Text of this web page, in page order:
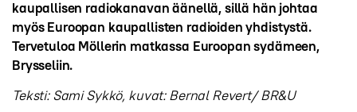
kaupallisen radiokanavan äänellä, sillä hän johtaa
myös Euroopan kaupallisten radioiden yhdistystä.
Tervetuloa Möllerin matkassa Euroopan sydämeen,
Brysseliin.
Teksti: Sami Sykkö, kuvat: Bernal Revert/ BR&U